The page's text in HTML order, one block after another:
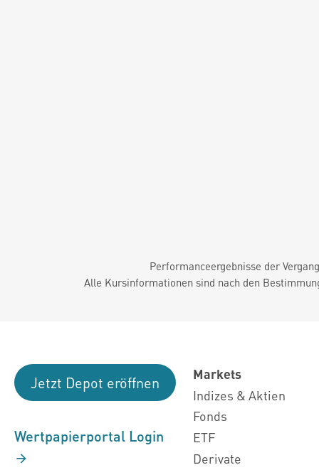
Performanceergebnisse der
Alle Kursinformationen sind nach den
Jetzt Depot eröffnen
Wertpapierportal Login
Markets
Indizes & Aktien
Fonds
ETF
Derivate